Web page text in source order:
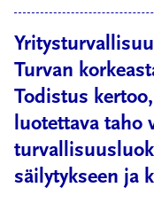
Turvan
Todistus
luotettava taho
säilytykseen ja